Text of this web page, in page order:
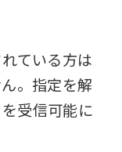
ている方は
。指定を解
受信可能に